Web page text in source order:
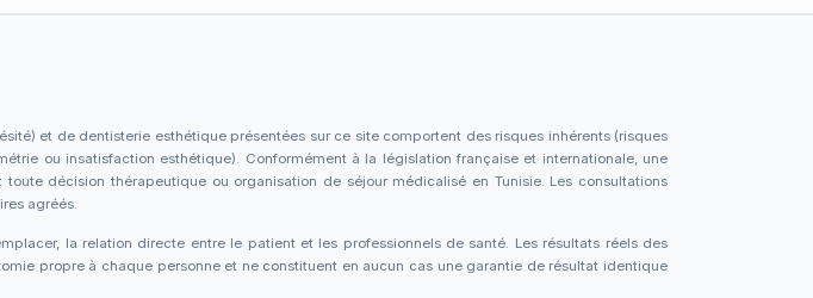
et de dentisterie esthétique présentées sur ce site comportent des risques inhérents (risques
ou insatisfaction esthétique). Conformément à la législation française et internationale, une
décision thérapeutique ou organisation de séjour médicalisé en Tunisie. Les consultations
agréés.
la relation directe entre le patient et les professionnels de santé. Les résultats réels des
propre à chaque personne et ne constituent en aucun cas une garantie de résultat identique